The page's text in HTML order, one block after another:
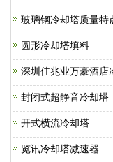
玻璃钢冷却塔质量特
圆形冷却塔填料
深圳佳兆业万豪酒店
封闭式超静音冷却塔
开式横流冷却塔
览讯冷却塔减速器